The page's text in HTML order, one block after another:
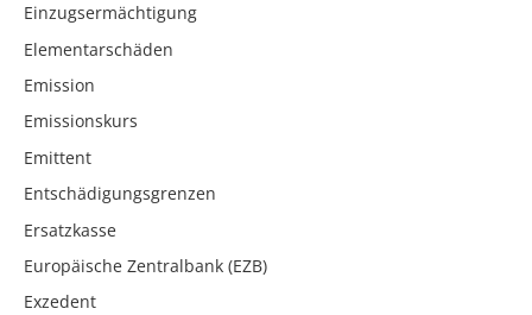
Einzugsermächtigung
Elementarschäden
Emission
Emissionskurs
Emittent
Entschädigungsgrenzen
Ersatzkasse
Europäische Zentralbank (EZB)
Exzedent